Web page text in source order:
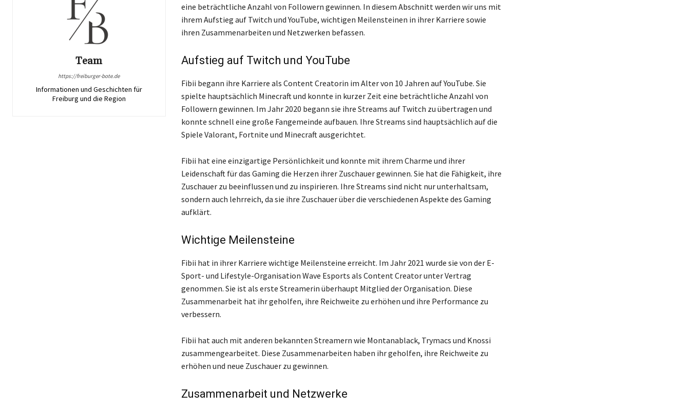
Team
https://freiburger-bote.de
Informationen und Geschichten für
Freiburg und die Region
eine beträchtliche Anzahl von Followern gewinnen. In diesem Abschnitt werden wir uns mit
ihrem Aufstieg auf Twitch und YouTube, wichtigen Meilensteinen in ihrer Karriere sowie
ihren Zusammenarbeiten und Netzwerken befassen.
Aufstieg auf Twitch und YouTube
Fibii begann ihre Karriere als Content Creatorin im Alter von 10 Jahren auf YouTube. Sie
spielte hauptsächlich Minecraft und konnte in kurzer Zeit eine beträchtliche Anzahl von
Followern gewinnen. Im Jahr 2020 begann sie ihre Streams auf Twitch zu übertragen und
konnte schnell eine große Fangemeinde aufbauen. Ihre Streams sind hauptsächlich auf die
Spiele Valorant, Fortnite und Minecraft ausgerichtet.
Fibii hat eine einzigartige Persönlichkeit und konnte mit ihrem Charme und ihrer
Leidenschaft für das Gaming die Herzen ihrer Zuschauer gewinnen. Sie hat die Fähigkeit, ihre
Zuschauer zu beeinflussen und zu inspirieren. Ihre Streams sind nicht nur unterhaltsam,
sondern auch lehrreich, da sie ihre Zuschauer über die verschiedenen Aspekte des Gaming
aufklärt.
Wichtige Meilensteine
Fibii hat in ihrer Karriere wichtige Meilensteine erreicht. Im Jahr 2021 wurde sie von der E-
Sport- und Lifestyle-Organisation Wave Esports als Content Creator unter Vertrag
genommen. Sie ist als erste Streamerin überhaupt Mitglied der Organisation. Diese
Zusammenarbeit hat ihr geholfen, ihre Reichweite zu erhöhen und ihre Performance zu
verbessern.
Fibii hat auch mit anderen bekannten Streamern wie Montanablack, Trymacs und Knossi
zusammengearbeitet. Diese Zusammenarbeiten haben ihr geholfen, ihre Reichweite zu
erhöhen und neue Zuschauer zu gewinnen.
Zusammenarbeit und Netzwerke